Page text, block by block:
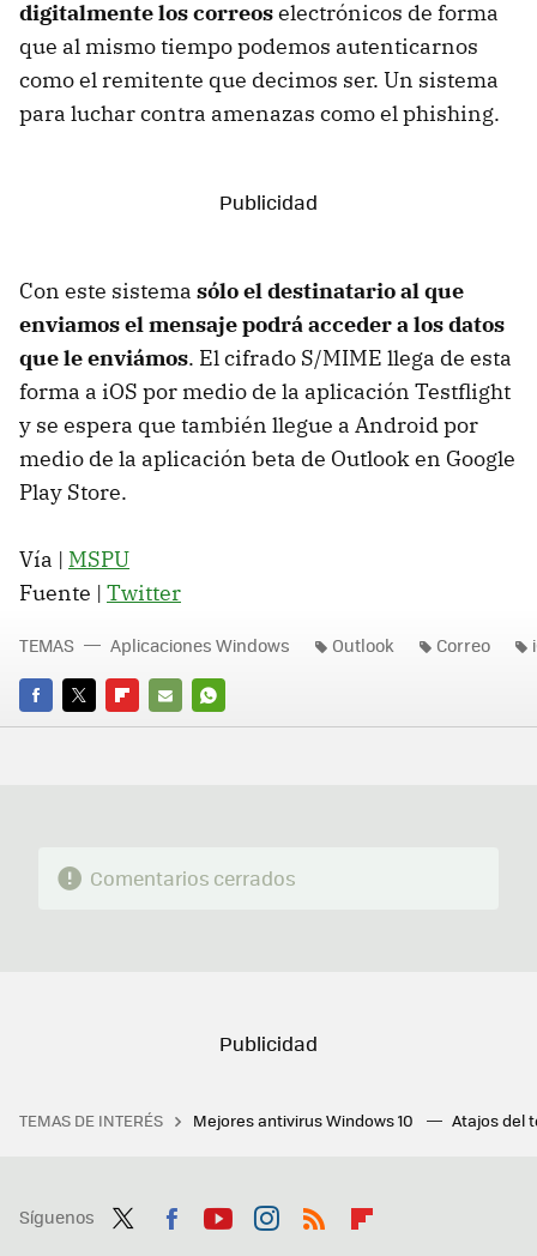
digitalmente los correoselectrónicos de forma
que al mismo tiempo podemos autenticarnos
como el remitente que decimos ser. Un sistema
para luchar contra amenazas como el phishing.
Con este sistema sólo el destinatario al que
enviamos el mensaje podrá acceder a los datos
que le enviámos. El cifrado S/MIME llega de esta
forma a iOS por medio de la aplicación Testflight
y se espera que también llegue a Android por
medio de la aplicación beta de Outlook en Google
Play Store.
Vía | MSPU
Fuente | Twitter
FACEBOOK
TWITTERFLIPBOARD
E-
WHATSAPP
TEMAS Aplicaciones Windows Outlook Correo
Comentarios cerrados
TEMAS DE INTERÉS Mejores antivirus Windows 10 Atajos del
Síguenos